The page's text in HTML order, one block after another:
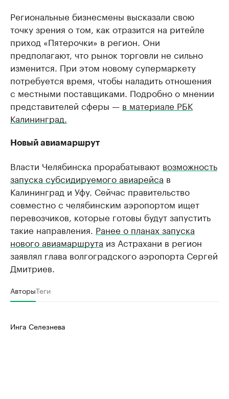
Региональные бизнесмены высказали свою
точку зрения о том, как отразится на ритейле
приход «Пятерочки» в регион. Они
предполагают, что рынок торговли не сильно
изменится. При этом новому супермаркету
потребуется время, чтобы наладить отношения
с местными поставщиками. Подробно о мнении
представителей сферы — в материале РБК
Калининград.
Новый авиамаршрут
Власти Челябинска прорабатывают возможность
запуска субсидируемого авиарейса в
Калининград и Уфу. Сейчас правительство
совместно с челябинским аэропортом ищет
перевозчиков, которые готовы будут запустить
такие направления. Ранее о планах запуска
нового авиамаршрута из Астрахани в регион
заявлял глава волгоградского аэропорта Сергей
Дмитриев.
АвторыТеги
Инга Селезнева